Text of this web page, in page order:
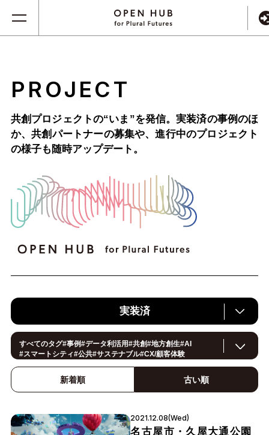
PROJECT
共創プロジェクトの“いま”を発信。実装済の事例のほ
か、共創パートナーの募集や、進行中のプロジェクト
の様子も随時アップデート。
実装済
すべてのタグ#事例#データ利活用#共創#地方創生#AI
#スマートシティ#公共#サステナブル#CX/顧客体験
イノベーション#IoT
スマートファクトリー
スマートライフ
ロボティクス
#デジタルツイン
新着順 古い順
2021.12.08(Wed)
名古屋市・久屋大通公園